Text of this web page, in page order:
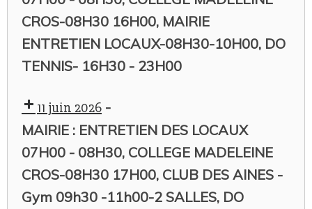
CROS-08H30 16H00, MAIRIE
ENTRETIEN LOCAUX-08H30-10H00, DO
TENNIS- 16H30 - 23H00
11 juin 2026 -
MAIRIE : ENTRETIEN DES LOCAUX
07H00 - 08H30, COLLEGE MADELEINE
CROS-08H30 17H00, CLUB DES AINES -
Gym 09h30 -11h00-2 SALLES, DO